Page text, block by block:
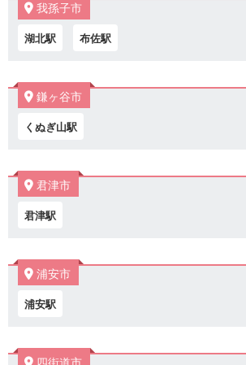
我孫子市
湖北駅 布佐駅
鎌ヶ谷市
くぬぎ山駅
君津市
君津駅
浦安市
浦安駅
四街道市